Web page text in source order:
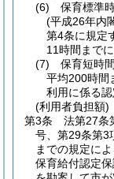
(6)
保育標準
(平成26年内
第4条に規定
11時間まで
(7)
保育短時
平均200時間
利用に係る認
(利用者負担額)
第3条
法第27条
号、第29条第3
までの規定に
保育給付認定